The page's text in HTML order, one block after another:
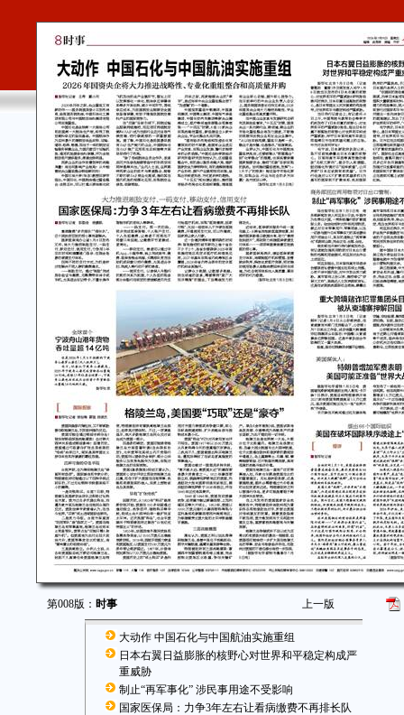
第008版： 时事 上一版
大动作 中国石化与中国航油实施重组
日本右翼日益膨胀的核野心对世界和平稳定构成严
重威胁
制止“再军事化” 涉民事用途不受影响
国家医保局：力争3年左右让看病缴费不再排长队